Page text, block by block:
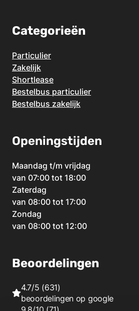
Categorieën
Particulier
Zakelijk
Shortlease
Bestelbus particulier
Bestelbus zakelijk
Openingstijden
Maandag t/m vrijdag
van 07:00 tot 18:00
Zaterdag
van 08:00 tot 17:00
Zondag
van 08:00 tot 12:00
Beoordelingen
4.7/5 (631)
beoordelingen op google